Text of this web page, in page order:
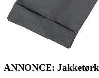
ANNONCE: